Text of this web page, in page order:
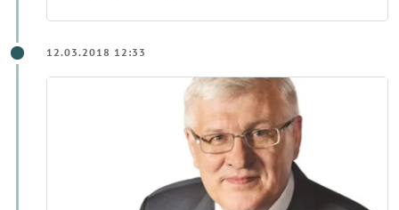
12.03.2018 12:33